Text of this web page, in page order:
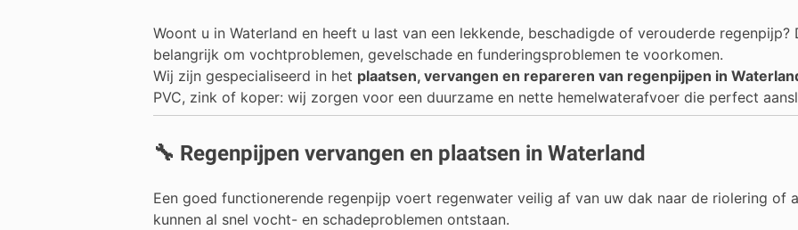
Woont u in Waterland en heeft u last van een lekkende, beschadigde of verouderde
belangrijk om vochtproblemen, gevelschade en funderingsproblemen te voorkomen.
Wij zijn gespecialiseerd in het plaatsen, vervangen en repareren van regenpijpen in
PVC, zink of koper: wij zorgen voor een duurzame en nette hemelwaterafvoer die perfect
🔧 Regenpijpen vervangen en plaatsen in Waterland
Een goed functionerende regenpijp voert regenwater veilig af van uw dak naar de riolering of
kunnen al snel vocht- en schadeproblemen ontstaan.